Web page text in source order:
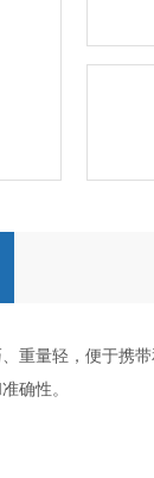
、重量轻，便于携
确性。